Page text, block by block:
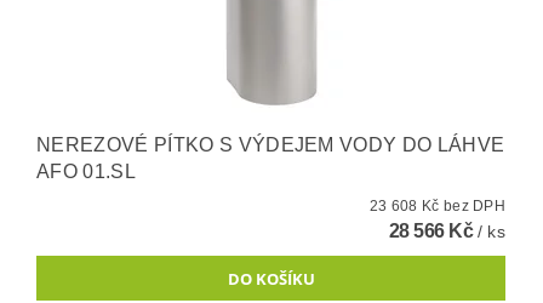
NEREZOVÉ PÍTKO S VÝDEJEM VODY DO LÁHVE
AFO 01.SL
23 608 Kč bez DPH
28 566 Kč/ ks